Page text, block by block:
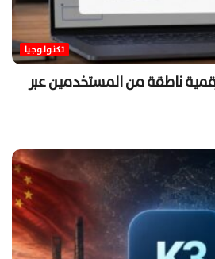
تكنولوجيا
ناطقة من المستخدمين عبر